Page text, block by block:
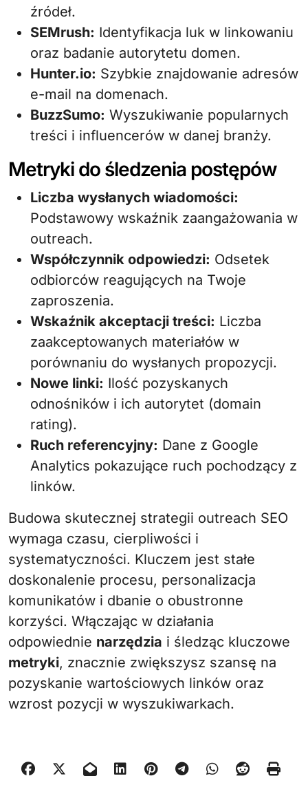
źródeł.
SEMrush: Identyfikacja luk w linkowaniu
oraz badanie autorytetu domen.
Hunter.io: Szybkie znajdowanie adresów
e-mail na domenach.
BuzzSumo: Wyszukiwanie popularnych
treści i influencerów w danej branży.
Metryki do śledzenia postępów
Liczba wysłanych wiadomości:
Podstawowy wskaźnik zaangażowania w
outreach.
Współczynnik odpowiedzi: Odsetek
odbiorców reagujących na Twoje
zaproszenia.
Wskaźnik akceptacji treści: Liczba
zaakceptowanych materiałów w
porównaniu do wysłanych propozycji.
Nowe linki: Ilość pozyskanych
odnośników i ich autorytet (domain
rating).
Ruch referencyjny: Dane z Google
Analytics pokazujące ruch pochodzący z
linków.
Budowa skutecznej strategii outreach SEO
wymaga czasu, cierpliwości i
systematyczności. Kluczem jest stałe
doskonalenie procesu, personalizacja
komunikatów i dbanie o obustronne
korzyści. Włączając w działania
odpowiednie narzędzia i śledząc kluczowe
metryki, znacznie zwiększysz szansę na
pozyskanie wartościowych linków oraz
wzrost pozycji w wyszukiwarkach.